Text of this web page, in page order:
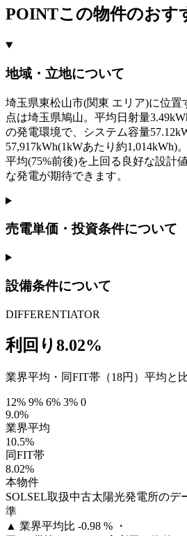
POINTこの物件のおす
地域・立地について
埼玉県東松山市(関東 エリア)に位
点は埼玉県鳩山。平均日射量
の発電環境で、システム容量
57,917kWh(1kWあたり約1,014kWh)
平均(75%前後)を上回る良好な設計
な発電が期待できます。
売電単価・投資条件について
設備条件について
DIFFERENTIATOR
利回り8.02%
業界平均・同FIT帯（18円）平均と
12% 9% 6% 3% 0
9.0%
業界平均
10.5%
同FIT帯
8.02%
本物件
SOLSEL取扱中古太陽光発電所のデ
準
▲ 業界平均比 -0.98 % ・